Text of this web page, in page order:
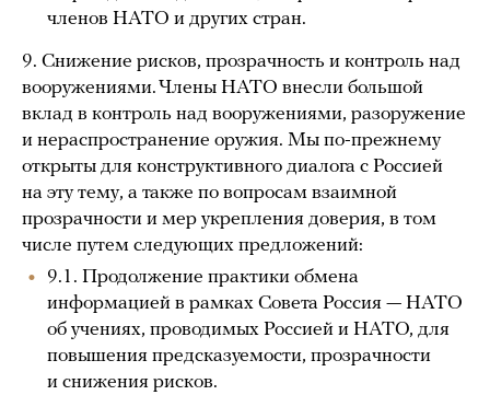
членов НАТО и других стран.
9. Снижение рисков, прозрачность и контроль над
вооружениями. Члены НАТО внесли большой
вклад в контроль над вооружениями, разоружение
и нераспространение оружия. Мы по-прежнему
открыты для конструктивного диалога с Россией
на эту тему, а также по вопросам взаимной
прозрачности и мер укрепления доверия, в том
числе путем следующих предложений:
9.1. Продолжение практики обмена
информацией в рамках Совета Россия — НАТО
об учениях, проводимых Россией и НАТО, для
повышения предсказуемости, прозрачности
и снижения рисков.